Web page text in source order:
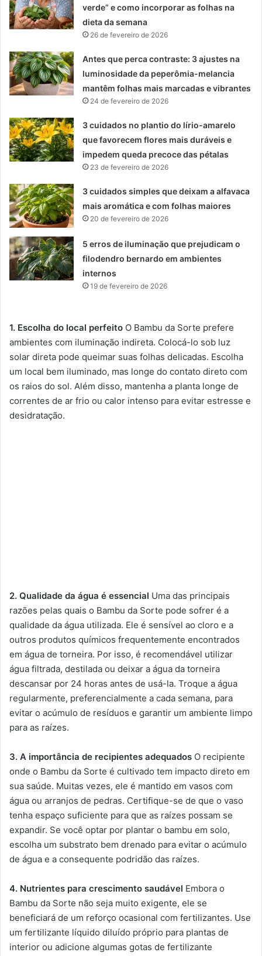
verde” e como incorporar as folhas na
dieta da semana
26 de fevereiro de 2026
Antes que perca contraste: 3 ajustes na
luminosidade da peperômia-melancia
mantêm folhas mais marcadas e vibrantes
24 de fevereiro de 2026
3 cuidados no plantio do lírio-amarelo
que favorecem flores mais duráveis e
impedem queda precoce das pétalas
23 de fevereiro de 2026
3 cuidados simples que deixam a alfavaca
mais aromática e com folhas maiores
20 de fevereiro de 2026
5 erros de iluminação que prejudicam o
filodendro bernardo em ambientes
internos
19 de fevereiro de 2026
1. Escolha do local perfeito O Bambu da Sorte prefere
ambientes com iluminação indireta. Colocá-lo sob luz
solar direta pode queimar suas folhas delicadas. Escolha
um local bem iluminado, mas longe do contato direto com
os raios do sol. Além disso, mantenha a planta longe de
correntes de ar frio ou calor intenso para evitar estresse e
desidratação.
2. Qualidade da água é essencial Uma das principais
razões pelas quais o Bambu da Sorte pode sofrer é a
qualidade da água utilizada. Ele é sensível ao cloro e a
outros produtos químicos frequentemente encontrados
em água de torneira. Por isso, é recomendável utilizar
água filtrada, destilada ou deixar a água da torneira
descansar por 24 horas antes de usá-la. Troque a água
regularmente, preferencialmente a cada semana, para
evitar o acúmulo de resíduos e garantir um ambiente limpo
para as raízes.
3. A importância de recipientes adequados O recipiente
onde o Bambu da Sorte é cultivado tem impacto direto em
sua saúde. Muitas vezes, ele é mantido em vasos com
água ou arranjos de pedras. Certifique-se de que o vaso
tenha espaço suficiente para que as raízes possam se
expandir. Se você optar por plantar o bambu em solo,
escolha um substrato bem drenado para evitar o acúmulo
de água e a consequente podridão das raízes.
4. Nutrientes para crescimento saudável Embora o
Bambu da Sorte não seja muito exigente, ele se
beneficiará de um reforço ocasional com fertilizantes. Use
um fertilizante líquido diluído próprio para plantas de
interior ou adicione algumas gotas de fertilizante